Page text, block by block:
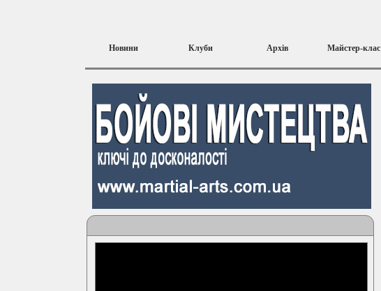
Новини Клуби Архів Майстер-клас